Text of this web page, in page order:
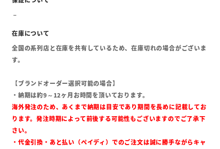
全国の系列店と在庫を共有しているため、在庫切れの場合がございま
す。
【ブランドオーダー選択可能の場合】
・納期は約9～12ヶ月お時間を頂いております。
海外発注のため、あくまで納期は目安であり期間を長めに記載してお
ります。発注時期によって前後する可能性もございますのでご了承下
さい。
・代金引換・あと払い（ペイディ）でのご注文は誠に勝手ながらキャ